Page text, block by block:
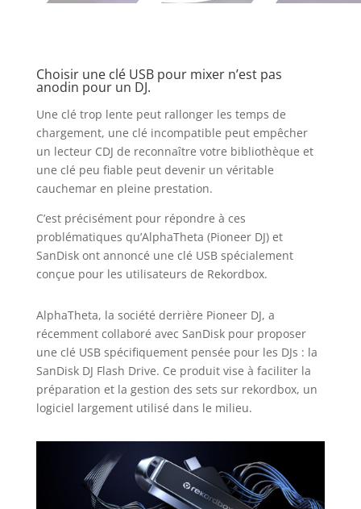
Choisir une clé USB pour mixer n’est pas
anodin pour un DJ.
Une clé trop lente peut rallonger les temps de
chargement, une clé incompatible peut empêcher
un lecteur CDJ de reconnaître votre bibliothèque et
une clé peu fiable peut devenir un véritable
cauchemar en pleine prestation.
C’est précisément pour répondre à ces
problématiques qu’AlphaTheta (Pioneer DJ) et
SanDisk ont annoncé une clé USB spécialement
conçue pour les utilisateurs de Rekordbox.
AlphaTheta, la société derrière Pioneer DJ, a
récemment collaboré avec SanDisk pour proposer
une clé USB spécifiquement pensée pour les DJs : la
SanDisk DJ Flash Drive. Ce produit vise à faciliter la
préparation et la gestion des sets sur rekordbox, un
logiciel largement utilisé dans le milieu.